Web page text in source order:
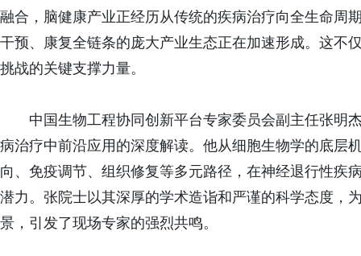
融合，脑健康产业正经历从传统的疾病治疗向全生命周
干预、康复全链条的庞大产业生态正在加速形成。这不
挑战的关键支撑力量。
中国生物工程协同创新平台专家委员会副主任张明
病治疗中前沿应用的深度解读。他从细胞生物学的底层
向、免疫调节、组织修复等多元路径，在神经退行性疾
潜力。张院士以其深厚的学术造诣和严谨的科学态度，
景，引发了现场专家的强烈共鸣。